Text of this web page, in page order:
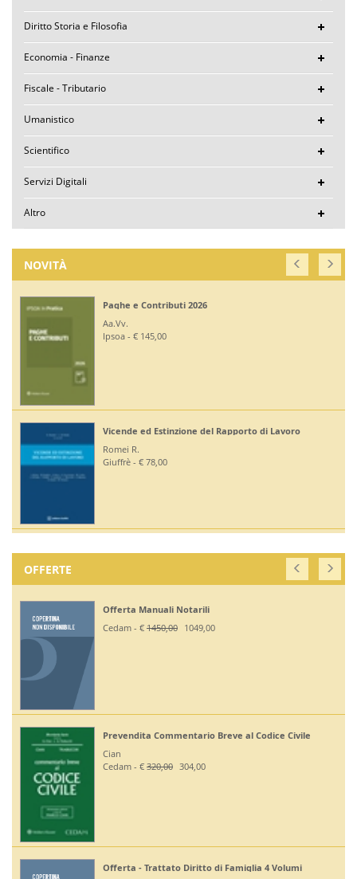
Diritto Storia e Filosofia
Economia - Finanze
Fiscale - Tributario
Umanistico
Scientifico
Servizi Digitali
Altro
NOVITÀ
Paghe e Contributi 2026
Aa.Vv.
Ipsoa - € 145,00
Vicende ed Estinzione del Rapporto di Lavoro
Romei R.
Giuffrè - € 78,00
OFFERTE
Offerta Manuali Notarili
Cedam - € 1450,00 1049,00
Prevendita Commentario Breve al Codice Civile
Cian
Cedam - € 320,00 304,00
Offerta - Trattato Diritto di Famiglia 4 Volumi